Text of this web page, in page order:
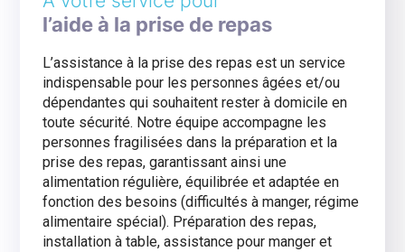
l’aide à la prise de repas
L’assistance à la prise des repas est un service
indispensable pour les personnes âgées et/ou
dépendantes qui souhaitent rester à domicile en
toute sécurité. Notre équipe accompagne les
personnes fragilisées dans la préparation et la
prise des repas, garantissant ainsi une
alimentation régulière, équilibrée et adaptée en
fonction des besoins (difficultés à manger, régime
alimentaire spécial). Préparation des repas,
installation à table, assistance pour manger et